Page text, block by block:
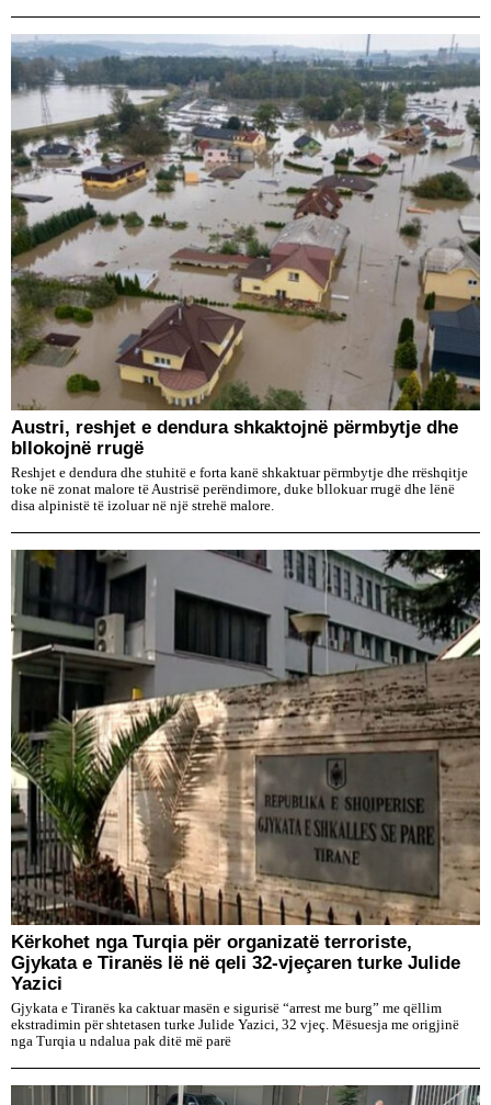
Austri, reshjet e dendura shkaktojnë përmbytje dhe
bllokojnë rrugë
Reshjet e dendura dhe stuhitë e forta kanë shkaktuar përmbytje dhe rrëshqitje
toke në zonat malore të Austrisë perëndimore, duke bllokuar rrugë dhe lënë
disa alpinistë të izoluar në një strehë malore.
Kërkohet nga Turqia për organizatë terroriste,
Gjykata e Tiranës lë në qeli 32-vjeçaren turke Julide
Yazici
Gjykata e Tiranës ka caktuar masën e sigurisë “arrest me burg” me qëllim
ekstradimin për shtetasen turke Julide Yazici, 32 vjeç. Mësuesja me origjinë
nga Turqia u ndalua pak ditë më parë